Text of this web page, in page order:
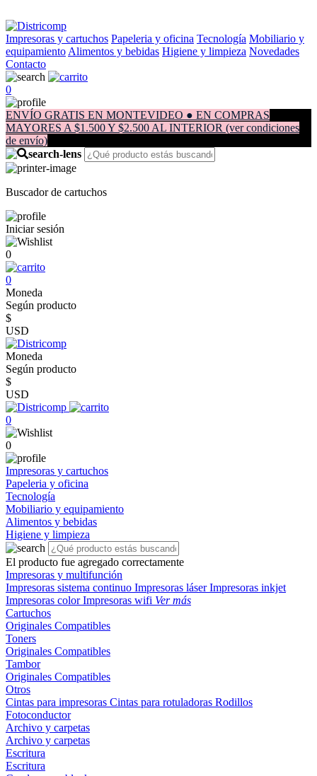
Impresoras y cartuchos Papeleria y oficina Tecnología Mobiliario y
equipamiento Alimentos y bebidas Higiene y limpieza Novedades
Contacto
0
ENVÍO GRATIS EN MONTEVIDEO ● EN COMPRAS
MAYORES A $1.500 Y $2.500 AL INTERIOR (ver condiciones
de envío)
Buscador de cartuchos
Iniciar sesión
0
0
Moneda
Según producto
$
USD
Moneda
Según producto
$
USD
0
0
Impresoras y cartuchos
Papeleria y oficina
Tecnología
Mobiliario y equipamiento
Alimentos y bebidas
Higiene y limpieza
El producto fue agregado correctamente
Impresoras y multifunción
Impresoras sistema continuo Impresoras láserImpresoras inkjet
Impresoras colorImpresoras wifi Ver más
Cartuchos
Originales Compatibles
Toners
Originales Compatibles
Tambor
Originales Compatibles
Otros
Cintas para impresoras Cintas para rotuladoras Rodillos
Fotoconductor
Archivo y carpetas
Archivo y carpetas
Escritura
Escritura